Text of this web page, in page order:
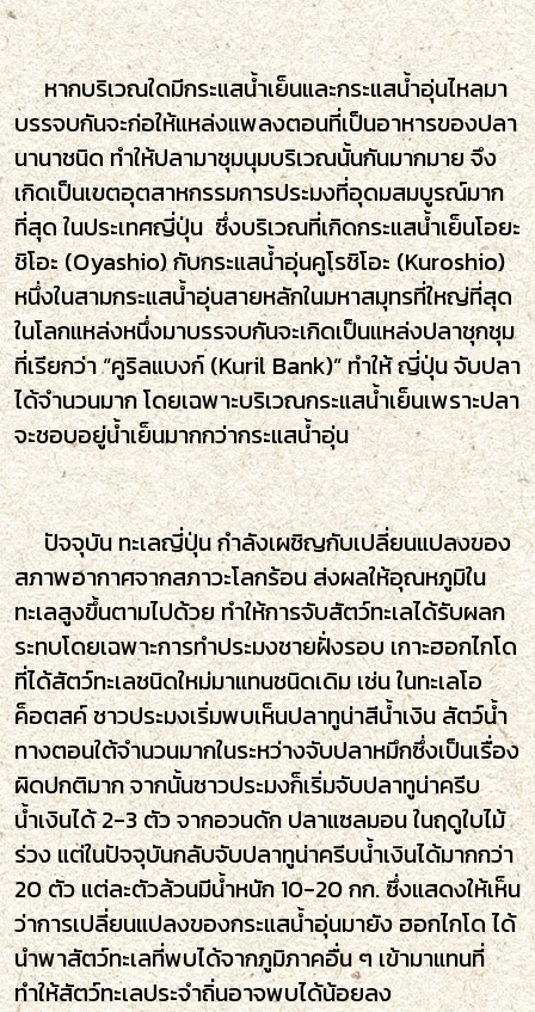
หากบริเวณใดมีกระแสน้ำเย็นและกระแสน้ำอุ่นไหลมา
บรรจบกันจะก่อให้แหล่งแพลงตอนที่เป็นอาหารของปลา
นานาชนิด ทำให้ปลามาชุมนุมบริเวณนั้นกันมากมาย จึง
เกิดเป็นเขตอุตสาหกรรมการประมงที่อุดมสมบูรณ์มาก
ที่สุด ในประเทศญี่ปุ่นซึ่งบริเวณที่เกิดกระแสน้ำเย็นโอยะ
ชิโอะ (Oyashio) กับกระแสน้ำอุ่นคูโรชิโอะ (Kuroshio)
หนึ่งในสามกระแสน้ำอุ่นสายหลักในมหาสมุทรที่ใหญ่ที่สุด
ในโลกแหล่งหนึ่งมาบรรจบกันจะเกิดเป็นแหล่งปลาชุกชุม
ที่เรียกว่า “คูริลแบงก์ (Kuril Bank)” ทำให้ ญี่ปุ่น จับปลา
ได้จำนวนมาก โดยเฉพาะบริเวณกระแสน้ำเย็นเพราะปลา
จะชอบอยู่น้ำเย็นมากกว่ากระแสน้ำอุ่น
ปัจจุบัน ทะเลญี่ปุ่น กำลังเผชิญกับเปลี่ยนแปลงของ
สภาพอากาศจากสภาวะโลกร้อน ส่งผลให้อุณหภูมิใน
ทะเลสูงขึ้นตามไปด้วย ทำให้การจับสัตว์ทะเลได้รับผลก
ระทบโดยเฉพาะการทำประมงชายฝั่งรอบ เกาะฮอกไกโด
ที่ได้สัตว์ทะเลชนิดใหม่มาแทนชนิดเดิม เช่น ในทะเลโอ
ค็อตสค์ ชาวประมงเริ่มพบเห็นปลาทูน่าสีน้ำเงิน สัตว์น้ำ
ทางตอนใต้จำนวนมากในระหว่างจับปลาหมึกซึ่งเป็นเรื่อง
ผิดปกติมาก จากนั้นชาวประมงก็เริ่มจับปลาทูน่าครีบ
น้ำเงินได้ 2-3 ตัว จากอวนดัก ปลาแซลมอน ในฤดูใบไม้
ร่วง แต่ในปัจจุบันกลับจับปลาทูน่าครีบน้ำเงินได้มากกว่า
20 ตัว แต่ละตัวล้วนมีน้ำหนัก 10-20 กก. ซึ่งแสดงให้เห็น
ว่าการเปลี่ยนแปลงของกระแสน้ำอุ่นมายัง ฮอกไกโด ได้
นำพาสัตว์ทะเลที่พบได้จากภูมิภาคอื่น ๆ เข้ามาแทนที่
ทำให้สัตว์ทะเลประจำถิ่นอาจพบได้น้อยลง